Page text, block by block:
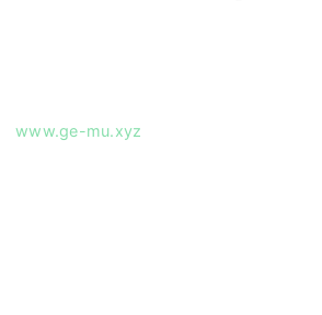
www.ge-mu.xyz